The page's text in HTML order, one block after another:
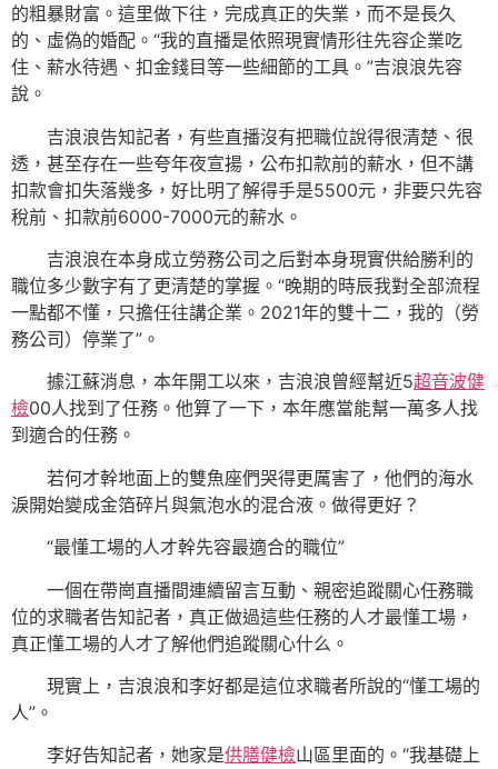
的粗暴財富。這里做下往，完成真正的失業，而不是長久
的、虛偽的婚配。“我的直播是依照現實情形往先容企業吃
住、薪水待遇、扣金錢目等一些細節的工具。”吉浪浪先容
說。
吉浪浪告知記者，有些直播沒有把職位說得很清楚、很
透，甚至存在一些夸年夜宣揚，公布扣款前的薪水，但不講
扣款會扣失落幾多，好比明了解得手是5500元，非要只先容
稅前、扣款前6000-7000元的薪水。
吉浪浪在本身成立勞務公司之后對本身現實供給勝利的
職位多少數字有了更清楚的掌握。“晚期的時辰我對全部流程
一點都不懂，只擔任往講企業。2021年的雙十二，我的（勞
務公司）停業了”。
據江蘇消息，本年開工以來，吉浪浪曾經幫近5超音波健
檢00人找到了任務。他算了一下，本年應當能幫一萬多人找
到適合的任務。
若何才幹地面上的雙魚座們哭得更厲害了，他們的海水
淚開始變成金箔碎片與氣泡水的混合液。做得更好？
“最懂工場的人才幹先容最適合的職位”
一個在帶崗直播間連續留言互動、親密追蹤關心任務職
位的求職者告知記者，真正做過這些任務的人才最懂工場，
真正懂工場的人才了解他們追蹤關心什么。
現實上，吉浪浪和李好都是這位求職者所說的“懂工場的
人”。
李好告知記者，她家是供膳健檢山區里面的。“我基礎上